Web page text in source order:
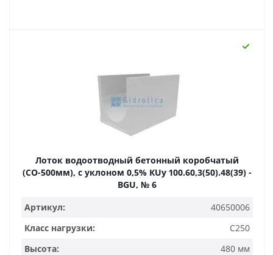
Лоток водоотводный бетонный коробчатый
(СО-500мм), с уклоном 0,5% КUу 100.60,3(50).48(39) -
BGU, № 6
Артикул:
40650006
Класс нагрузки:
C250
Высота:
480 мм